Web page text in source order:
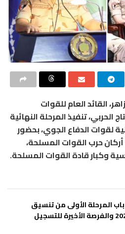
القائد العام للقوات
الحربي، تنفيذ المرحلة النهائية
لقوات الدفاع الجوي، بحضور
حرب القوات المسلحة،
وكبار قادة القوات المسلحة.
المرحلة الأولى من تنسيق